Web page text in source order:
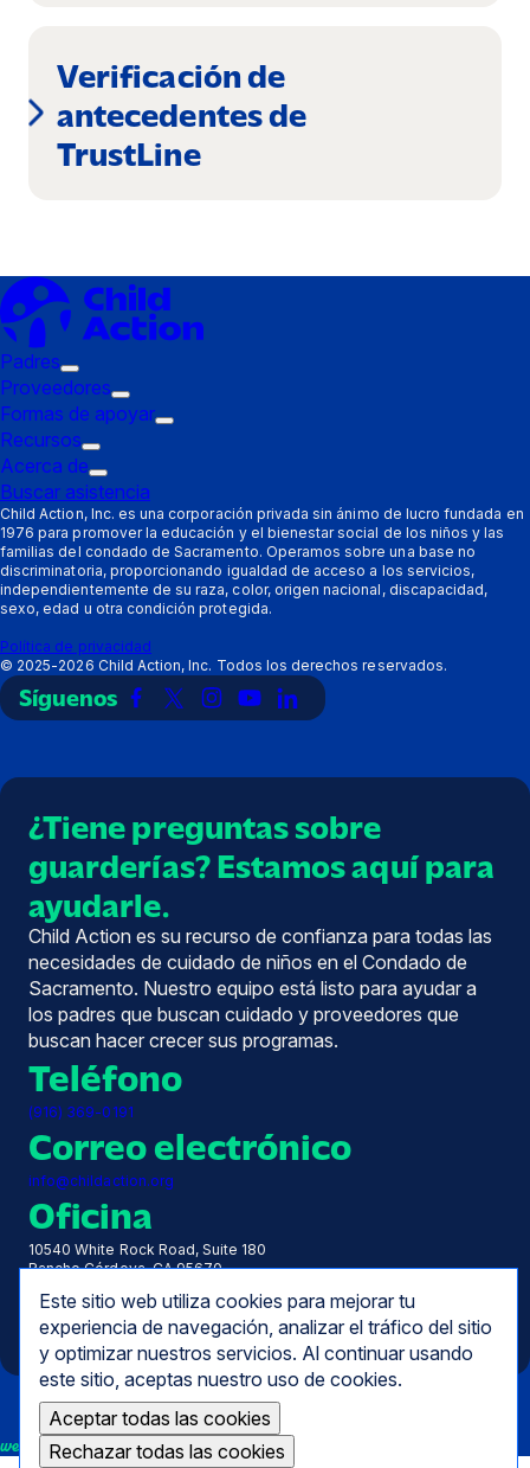
Este sitio web utiliza cookies para mejorar tu
experiencia de navegación, analizar el tráfico del sitio
y optimizar nuestros servicios. Al continuar usando
este sitio, aceptas nuestro uso de cookies.
Aceptar todas las cookies
Rechazar todas las cookies
una
nueva
ventana)
Verificación de
antecedentes de
TrustLine
(se
abre
nueva
ventana)
Padres
Submenú
de
disparo:
Padres
Proveedores
Submenú
de
Proveedores
Formas de apoyar
Submenú
Formas
de
apoyar
Recursos
Submenú
de
disparo:
Recursos
Acerca de
Submenú
de
disparo:
Acerca
de
Buscar asistencia
Child Action, Inc. es una corporación privada sin ánimo de lucro fundada en
1976 para promover la educación y el bienestar social de los niños y las
familias del condado de Sacramento. Operamos sobre una base no
discriminatoria, proporcionando igualdad de acceso a los servicios,
independientemente de su raza, color, origen nacional, discapacidad,
sexo, edad u otra condición protegida.
Política de privacidad
© 2025-2026 Child Action, Inc. Todos los derechos reservados.
SíguenosEnlace
a
Enlace
a
(Twitter)
Enlace
a
Enlace
a
Enlace
a
¿Tiene preguntas sobre
guarderías? Estamos aquí para
ayudarle.
Child Action es su recurso de confianza para todas las
necesidades de cuidado de niños en el Condado de
Sacramento. Nuestro equipo está listo para ayudar a
los padres que buscan cuidado y proveedores que
buscan hacer crecer sus programas.
Teléfono
(916) 369-0191
Correo electrónico
info@childaction.org
Oficina
10540 White Rock Road, Suite 180
Rancho Córdova, CA 95670
Horas
De lunes a viernes, de 7.30 a 17.00 horas
we empower